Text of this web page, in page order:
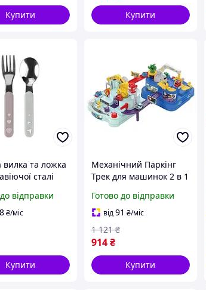
Купити Купити
вилка та ложка
сталі
відправки
₴/міс
Купити
Механічний Паркінг
Трек для машинок 2 в 1
Готово до відправки
від91 ₴/міс
914 ₴
1 121 ₴
Купити